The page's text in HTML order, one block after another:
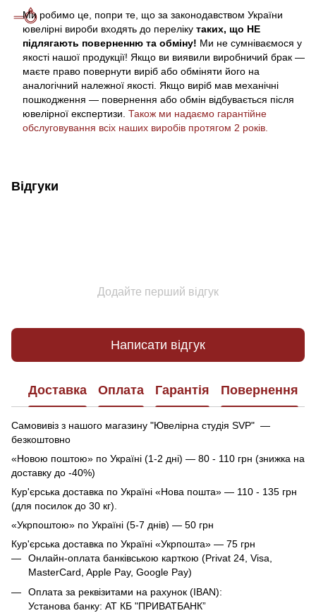
Ми робимо це, попри те, що за законодавством України
ювелірні вироби входять до переліку таких, що НЕ
підлягають поверненню та обміну! Ми не сумніваємося у
якості нашої продукції! Якщо ви виявили виробничий брак —
маєте право повернути виріб або обміняти його на
аналогічний належної якості. Якщо виріб мав механічні
пошкодження — повернення або обмін відбувається після
ювелірної експертизи. Також ми надаємо гарантійне
обслуговування всіх наших виробів протягом 2 років.
Відгуки
Додайте перший відгук
Написати відгук
Доставка Оплата Гарантія Повернення
Самовивіз з нашого магазину "Ювелірна студія SVP" —
безкоштовно
«Новою поштою» по Україні (1-2 дні) — 80 - 110 грн (знижка на
доставку до -40%)
Кур'єрська доставка по Україні «Нова пошта» — 110 - 135 грн
(для посилок до 30 кг).
«Укрпоштою» по Україні (5-7 днів) — 50 грн
Кур'єрська доставка по Україні «Укрпошта» — 75 грн
Онлайн-оплата банківською карткою (Privat 24, Visa,
MasterCard, Apple Pay, Google Pay)
Оплата за реквізитами на рахунок (IBAN):
Установа банку: АТ КБ "ПРИВАТБАНК”